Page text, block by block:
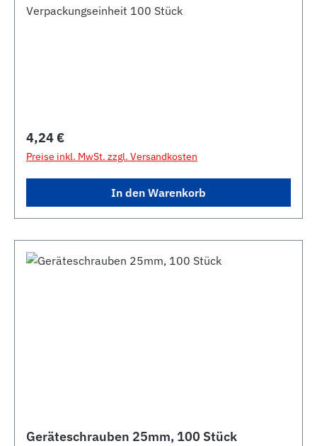
Verpackungseinheit 100 Stück
Regulärer Preis:
4,24 €
Preise inkl. MwSt. zzgl. Versandkosten
In den Warenkorb
Geräteschrauben 25mm, 100 Stück